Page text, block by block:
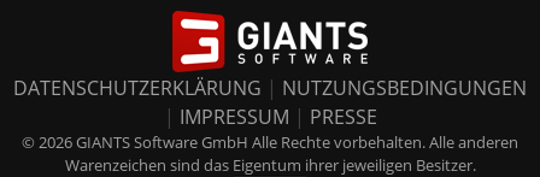
DATENSCHUTZERKLÄRUNG | NUTZUNGSBEDINGUNGEN
| IMPRESSUM | PRESSE
© 2026 GIANTS Software GmbH Alle Rechte vorbehalten. Alle anderen
Warenzeichen sind das Eigentum ihrer jeweiligen Besitzer.